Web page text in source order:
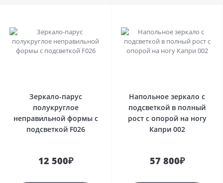
Зеркало-парус
полукруглое
неправильной формы с
подсветкой F026
12 500₽
Напольное зеркало с
подсветкой в полный
рост с опорой на ногу
Капри 002
57 800₽